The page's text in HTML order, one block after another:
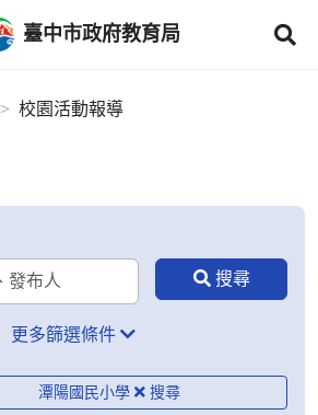
臺中市政府教育局
校園活動報導
更多篩選條件
潭陽國民小學